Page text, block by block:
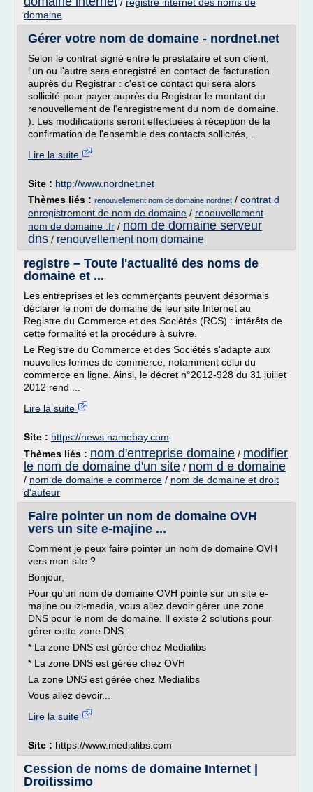
domaine
Gérer votre nom de domaine - nordnet.net
Selon le contrat signé entre le prestataire et son client,
l'un ou l'autre sera enregistré en contact de facturation
auprès du Registrar : c'est ce contact qui sera alors
sollicité pour payer auprès du Registrar le montant du
renouvellement de l'enregistrement du nom de domaine.
). Les modifications seront effectuées à réception de la
confirmation de l'ensemble des contacts sollicités,...
Lire la suite
Site : http://www.nordnet.net
Thèmes liés : renouvellement nom de domaine nordnet / contrat d
enregistrement de nom de domaine / renouvellement
nom de domaine .fr / nom de domaine serveur
dns / renouvellement nom domaine
registre – Toute l'actualité des noms de
domaine et ...
Les entreprises et les commerçants peuvent désormais
déclarer le nom de domaine de leur site Internet au
Registre du Commerce et des Sociétés (RCS) : intérêts de
cette formalité et la procédure à suivre.
Le Registre du Commerce et des Sociétés s'adapte aux
nouvelles formes de commerce, notamment celui du
commerce en ligne. Ainsi, le décret n°2012-928 du 31 juillet
2012 rend ...
Lire la suite
Site : https://news.namebay.com
Thèmes liés : nom d'entreprise domaine / modifier
le nom de domaine d'un site / nom d e domaine
/ nom de domaine e commerce / nom de domaine et droit
d'auteur
Faire pointer un nom de domaine OVH
vers un site e-majine ...
Comment je peux faire pointer un nom de domaine OVH
vers mon site ?
Bonjour,
Pour qu'un nom de domaine OVH pointe sur un site e-
majine ou izi-media, vous allez devoir gérer une zone
DNS pour le nom de domaine. Il existe 2 solutions pour
gérer cette zone DNS:
* La zone DNS est gérée chez Medialibs
* La zone DNS est gérée chez OVH
La zone DNS est gérée chez Medialibs
Vous allez devoir...
Lire la suite
Site : https://www.medialibs.com
Cession de noms de domaine Internet |
Droitissimo